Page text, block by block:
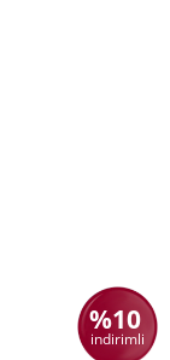
%10
indirimli